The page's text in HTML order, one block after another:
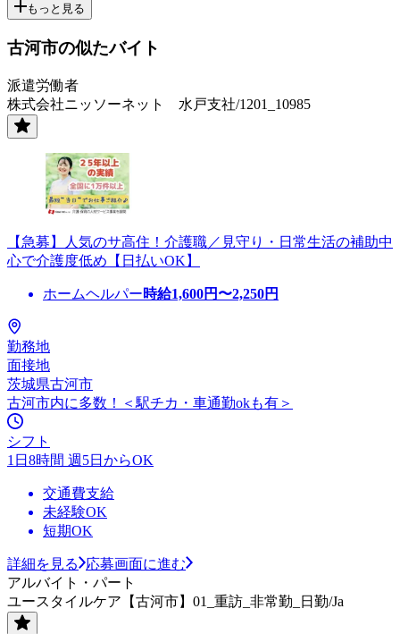
もっと見る
古河市の似たバイト
派遣労働者
株式会社ニッソーネット 水戸支社/1201_10985
【急募】人気のサ高住！介護職／見守り・日常生活の補助中
心で介護度低め【日払いOK】
ホームヘルパー時給1,600円〜2,250円
勤務地
面接地
茨城県古河市
古河市内に多数！＜駅チカ・車通勤okも有＞
シフト
1日8時間 週5日からOK
交通費支給
未経験OK
短期OK
詳細を見る
応募画面に進む
アルバイト・パート
ユースタイルケア【古河市】01_重訪_非常勤_日勤/Ja